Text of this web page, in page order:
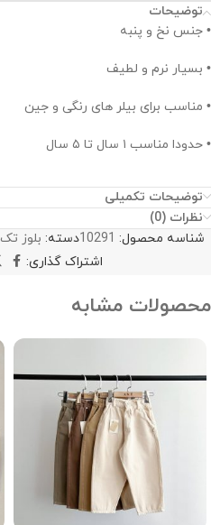
توضیحات
• جنس نخ و پنبه
• بسیار نرم و لطیف
• مناسب برای بیلر های رنگی و جین
• حدودا مناسب ۱ سال تا ۵ سال
توضیحات تکمیلی
نظرات (0)
شناسه محصول: 10291دسته: بلوز تک
اشتراک گذاری:
محصولات مشابه